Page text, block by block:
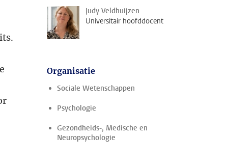
Judy Veldhuijzen
Universitair hoofddocent
Organisatie
Sociale Wetenschappen
Psychologie
Gezondheids-, Medische en
Neuropsychologie